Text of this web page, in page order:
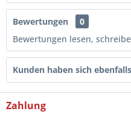
Bewertungen
0
Bewertungen lesen,
Kunden haben sich
Zahlung